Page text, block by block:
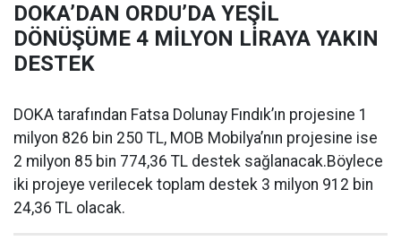
DOKA’DAN ORDU’DA YEŞİL
DÖNÜŞÜME 4 MİLYON LİRAYA YAKIN
DESTEK
DOKA tarafından Fatsa Dolunay Fındık’ın projesine 1
milyon 826 bin 250 TL, MOB Mobilya’nın projesine ise
2 milyon 85 bin 774,36 TL destek sağlanacak.Böylece
iki projeye verilecek toplam destek 3 milyon 912 bin
24,36 TL olacak.